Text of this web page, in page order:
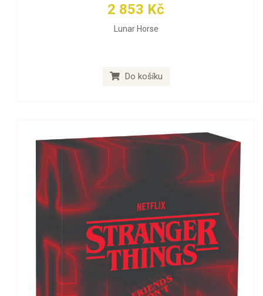
2 853 Kč
Lunar Horse
Do košíku